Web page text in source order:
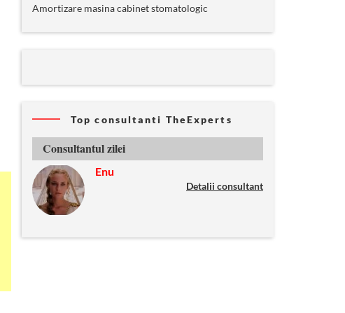
Amortizare masina cabinet stomatologic
Top consultanti TheExperts
Consultantul zilei
Enu
Detalii consultant